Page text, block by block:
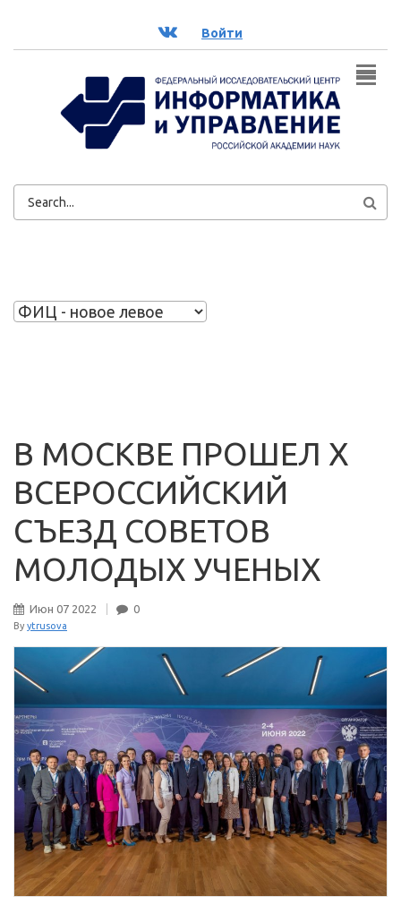
ВК Войти
ФОРМА
В МОСКВЕ ПРОШЕЛ Х
ВСЕРОССИЙСКИЙ
СЪЕЗД СОВЕТОВ
МОЛОДЫХ УЧЕНЫХ
Июн 07 2022 0
By ytrusova